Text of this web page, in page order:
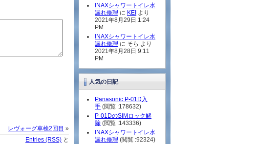
レヴォーグ車検2回目 »
Entries (RSS) と
INAXシャワートイレ水
漏れ修理 に KEI より
2021年8月29日 1:24
PM
INAXシャワートイレ水
漏れ修理 に そら より
2021年8月28日 9:11
PM
人気の日記
Panasonic P-01D入
手 (閲覧 :178632)
P-01DのSIMロック解
除 (閲覧 :143336)
INAXシャワートイレ水
漏れ修理 (閲覧 :92324)